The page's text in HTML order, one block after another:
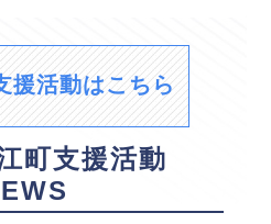
援活動はこちら
町支援活動